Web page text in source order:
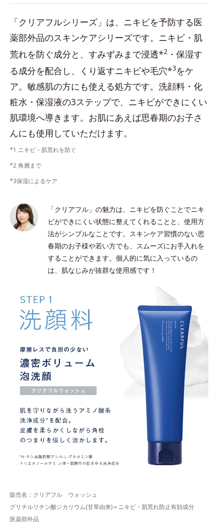
「クリアフルシリーズ」は、ニキビを予防する医
薬部外品のスキンケアシリーズです。ニキビ・肌
荒れを防ぐ成分と、すみずみまで浸透*2 ・保湿す
る成分を配合し、くり返すニキビや毛穴*3をケ
ア。敏感肌の方にも使える処方です。洗顔料・化
粧水・保湿液の3ステップで、ニキビができにくい
肌環境へ導きます。お肌にあえば思春期のお子さ
んにも使用していただけます。
*1 ニキビ・肌荒れを防ぐ
*2 角層まで
*3保湿によるケア
「クリアフル」の魅力は、ニキビを防ぐことでニキ
ビができにくい状態に整えてくれることと、使用方
法がシンプルなことです。スキンケア習慣のない思
春期のお子様や若い方でも、スムーズにお手入れを
することができます。個人的に気に入っているの
は、肌なじみが抜群な使用感です！
販売名：クリアフル ウォッシュ
グリチルリチン酸ジカリウム(甘草由来)＝ニキビ・肌荒れ防止有効成分
医薬部外品